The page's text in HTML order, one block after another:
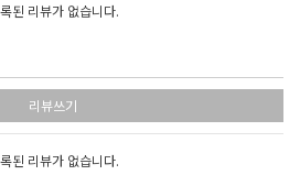
된 리뷰가 없습니다.
리뷰쓰기
된 리뷰가 없습니다.